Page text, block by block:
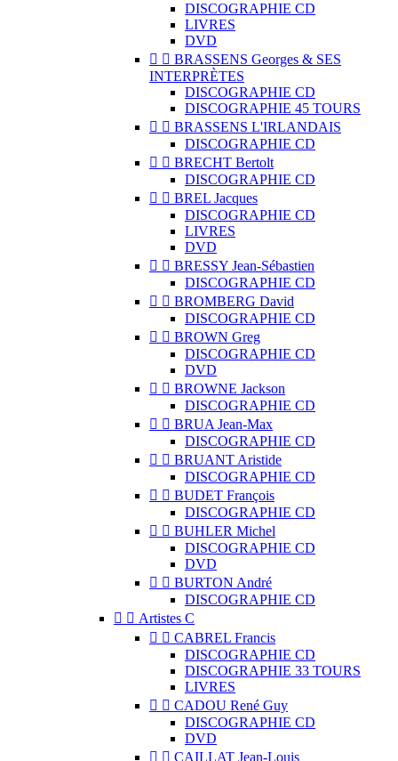
DISCOGRAPHIE CD
LIVRES
DVD
  BRASSENS Georges & SES
INTERPRÈTES
DISCOGRAPHIE CD
DISCOGRAPHIE 45 TOURS
  BRASSENS L'IRLANDAIS
DISCOGRAPHIE CD
  BRECHT Bertolt
DISCOGRAPHIE CD
  BREL Jacques
DISCOGRAPHIE CD
LIVRES
DVD
  BRESSY Jean-Sébastien
DISCOGRAPHIE CD
  BROMBERG David
DISCOGRAPHIE CD
  BROWN Greg
DISCOGRAPHIE CD
DVD
  BROWNE Jackson
DISCOGRAPHIE CD
  BRUA Jean-Max
DISCOGRAPHIE CD
  BRUANT Aristide
DISCOGRAPHIE CD
  BUDET François
DISCOGRAPHIE CD
  BUHLER Michel
DISCOGRAPHIE CD
DVD
  BURTON André
DISCOGRAPHIE CD
  Artistes C
  CABREL Francis
DISCOGRAPHIE CD
DISCOGRAPHIE 33 TOURS
LIVRES
  CADOU René Guy
DISCOGRAPHIE CD
DVD
  CAILLAT Jean-Louis